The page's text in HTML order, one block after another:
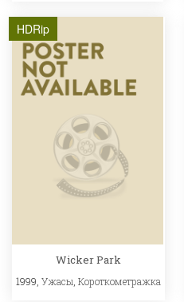
HDRip
Wicker Park
1999, Ужасы, Короткометражка